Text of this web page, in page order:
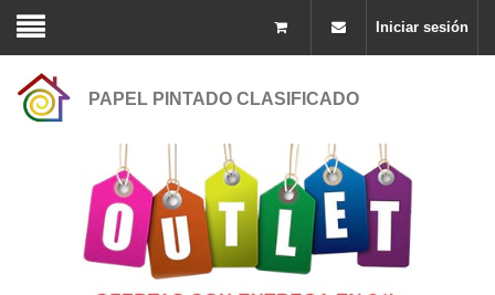
Iniciar sesión
PAPEL PINTADO CLASIFICADO